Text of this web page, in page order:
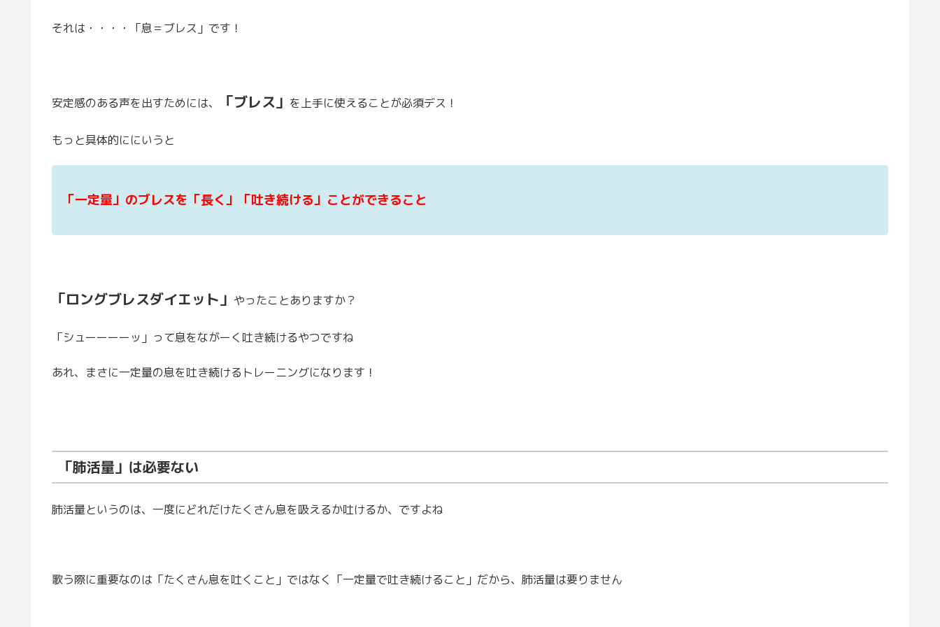
それは・・・・「息＝ブレス」です！
安定感のある声を出すためには、 「ブレス」 を上手に使えることが必須デス！
もっと具体的ににいうと
「一定量」のブレスを「長く」「吐き続ける」ことができること
「ロングブレスダイエット」 やったことありますか？
「シューーーーッ」って息をながーく吐き続けるやつですね
あれ、まさに一定量の息を吐き続けるトレーニングになります！
「肺活量」は必要ない
肺活量というのは、一度にどれだけたくさん息を吸えるか吐けるか、ですよね
歌う際に重要なのは「たくさん息を吐くこと」ではなく「一定量で吐き続けること」だから、肺活量は要りません